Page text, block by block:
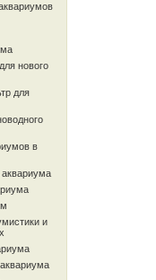
нового
для
в
и